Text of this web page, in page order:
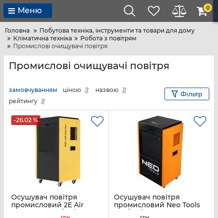
Меню 0
Головна
Побутова техніка, інструменти та товари для дому
Кліматична техніка
Робота з повітрям
Промислові очищувачі повітря
Промислові очищувачі повітря
замовчуванням ціною
назвою
рейтингу
Фільтр
-26.02 %
Осушувач повітря
промисловий 2E Air
Master 90 90л/добу 250м
Осушувач повітря
промисловий Neo Tools
90л/добу 310м кв 500м